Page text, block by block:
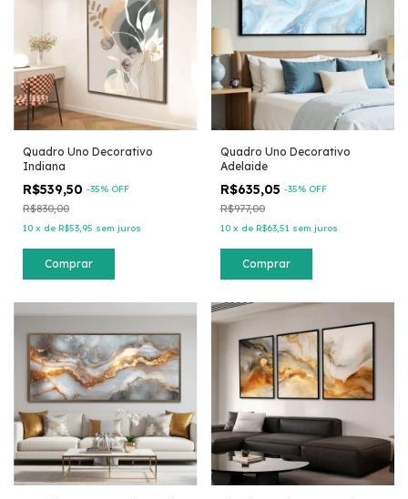
Quadro Uno Decorativo
Indiana
R$539,50 -35% OFF
R$830,00
10 x de R$53,95 sem juros
Comprar
Quadro Uno Decorativo
Adelaide
R$635,05 -35% OFF
R$977,00
10 x de R$63,51 sem juros
Comprar